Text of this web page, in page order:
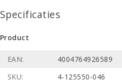
Specificaties
Product
EAN:
4004764926589
SKU:
4-125550-046